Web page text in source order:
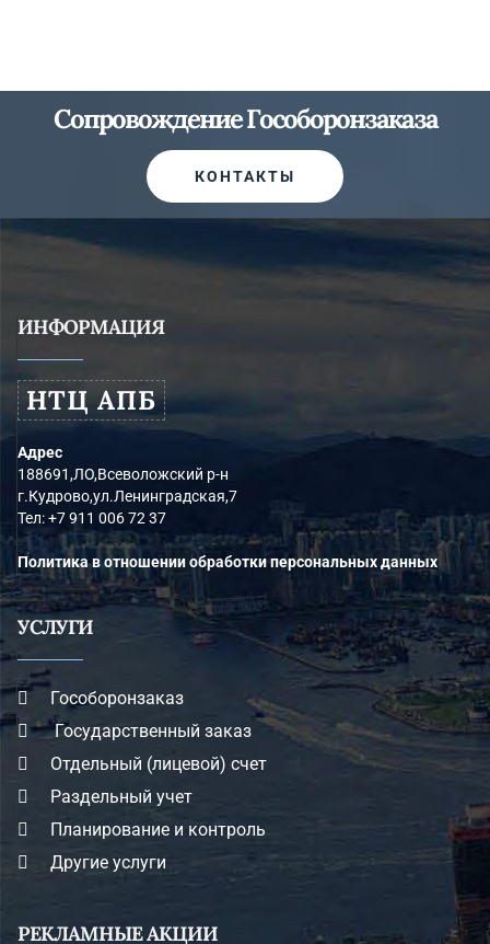
Сопровождение Гособоронзаказа
КОНТАКТЫ
ИНФОРМАЦИЯ
НТЦ АПБ
Адрес
188691,ЛО,Всеволожский р-н
г.Кудрово,ул.Ленинградская,7
Тел:+7 911 006 72 37
Политика в отношении обработки персональных данных
УСЛУГИ
Гособоронзаказ
Государственный заказ
Отдельный (лицевой) счет
Раздельный учет
Планирование и контроль
Другие услуги
РЕКЛАМНЫЕ АКЦИИ